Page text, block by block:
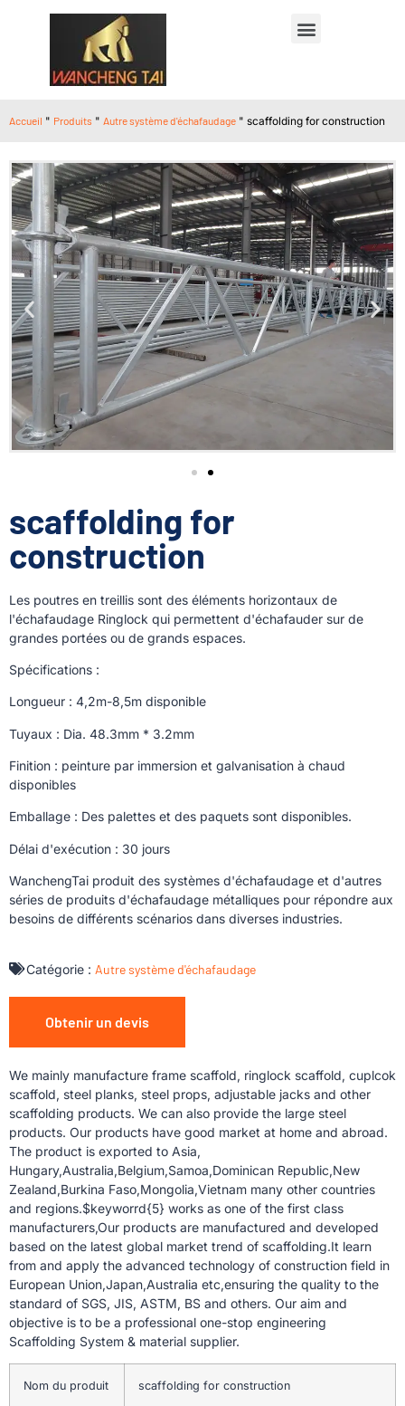
Accueil " Produits " Autre système d'échafaudage " scaffolding for construction
scaffolding for
construction
Les poutres en treillis sont des éléments horizontaux de
l'échafaudage Ringlock qui permettent d'échafauder sur de
grandes portées ou de grands espaces.
Spécifications :
Longueur : 4,2m-8,5m disponible
Tuyaux : Dia. 48.3mm * 3.2mm
Finition : peinture par immersion et galvanisation à chaud
disponibles
Emballage : Des palettes et des paquets sont disponibles.
Délai d'exécution : 30 jours
WanchengTai produit des systèmes d'échafaudage et d'autres
séries de produits d'échafaudage métalliques pour répondre aux
besoins de différents scénarios dans diverses industries.
Catégorie : Autre système d'échafaudage
Obtenir un devis
We mainly manufacture frame scaffold, ringlock scaffold, cuplcok
scaffold, steel planks, steel props, adjustable jacks and other
scaffolding products. We can also provide the large steel
products. Our products have good market at home and abroad.
The product is exported to Asia,
Hungary,Australia,Belgium,Samoa,Dominican Republic,New
Zealand,Burkina Faso,Mongolia,Vietnam many other countries
and regions.$keyworrd{5} works as one of the first class
manufacturers,Our products are manufactured and developed
based on the latest global market trend of scaffolding.It learn
from and apply the advanced technology of construction field in
European Union,Japan,Australia etc,ensuring the quality to the
standard of SGS, JIS, ASTM, BS and others. Our aim and
objective is to be a professional one-stop engineering
Scaffolding System & material supplier.
Nom du produit scaffolding for construction